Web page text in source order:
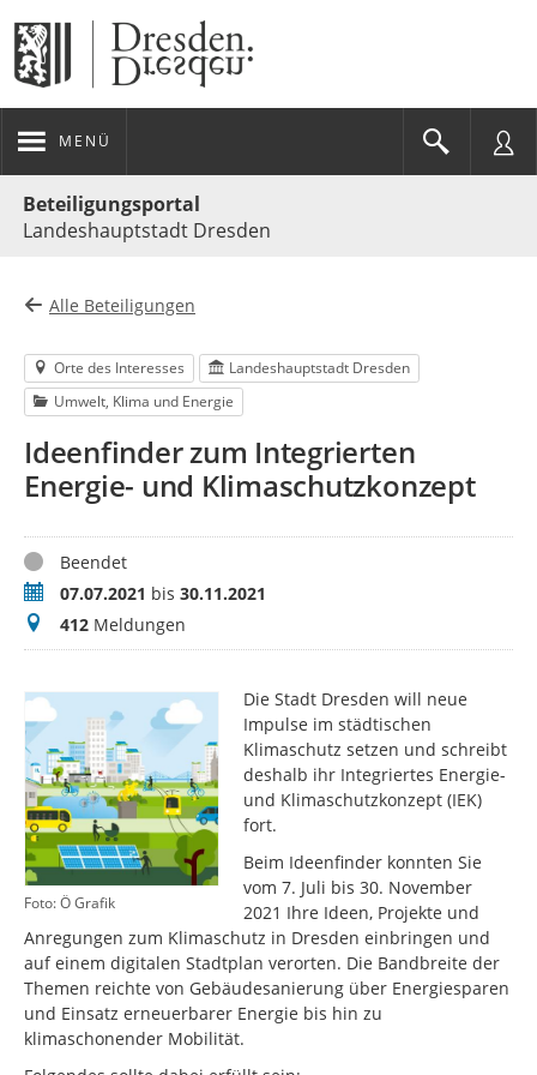
MENÜ
Beteiligungsportal
Landeshauptstadt Dresden
Alle Beteiligungen
Orte des Interesses
Landeshauptstadt Dresden
Umwelt, Klima und Energie
Ideenfinder zum Integrierten
Energie- und Klimaschutzkonzept
StatusBeendet
Zeitraum07.07.2021 bis 30.11.2021
Meldungen
412 Meldungen
Foto: Ö Grafik
Die Stadt Dresden will neue
Impulse im städtischen
Klimaschutz setzen und schreibt
deshalb ihr Integriertes Energie-
und Klimaschutzkonzept (IEK)
fort.
Beim Ideenfinder konnten Sie
vom 7. Juli bis 30. November
2021 Ihre Ideen, Projekte und
Anregungen zum Klimaschutz in Dresden einbringen und
auf einem digitalen Stadtplan verorten. Die Bandbreite der
Themen reichte von Gebäudesanierung über Energiesparen
und Einsatz erneuerbarer Energie bis hin zu
klimaschonender Mobilität.